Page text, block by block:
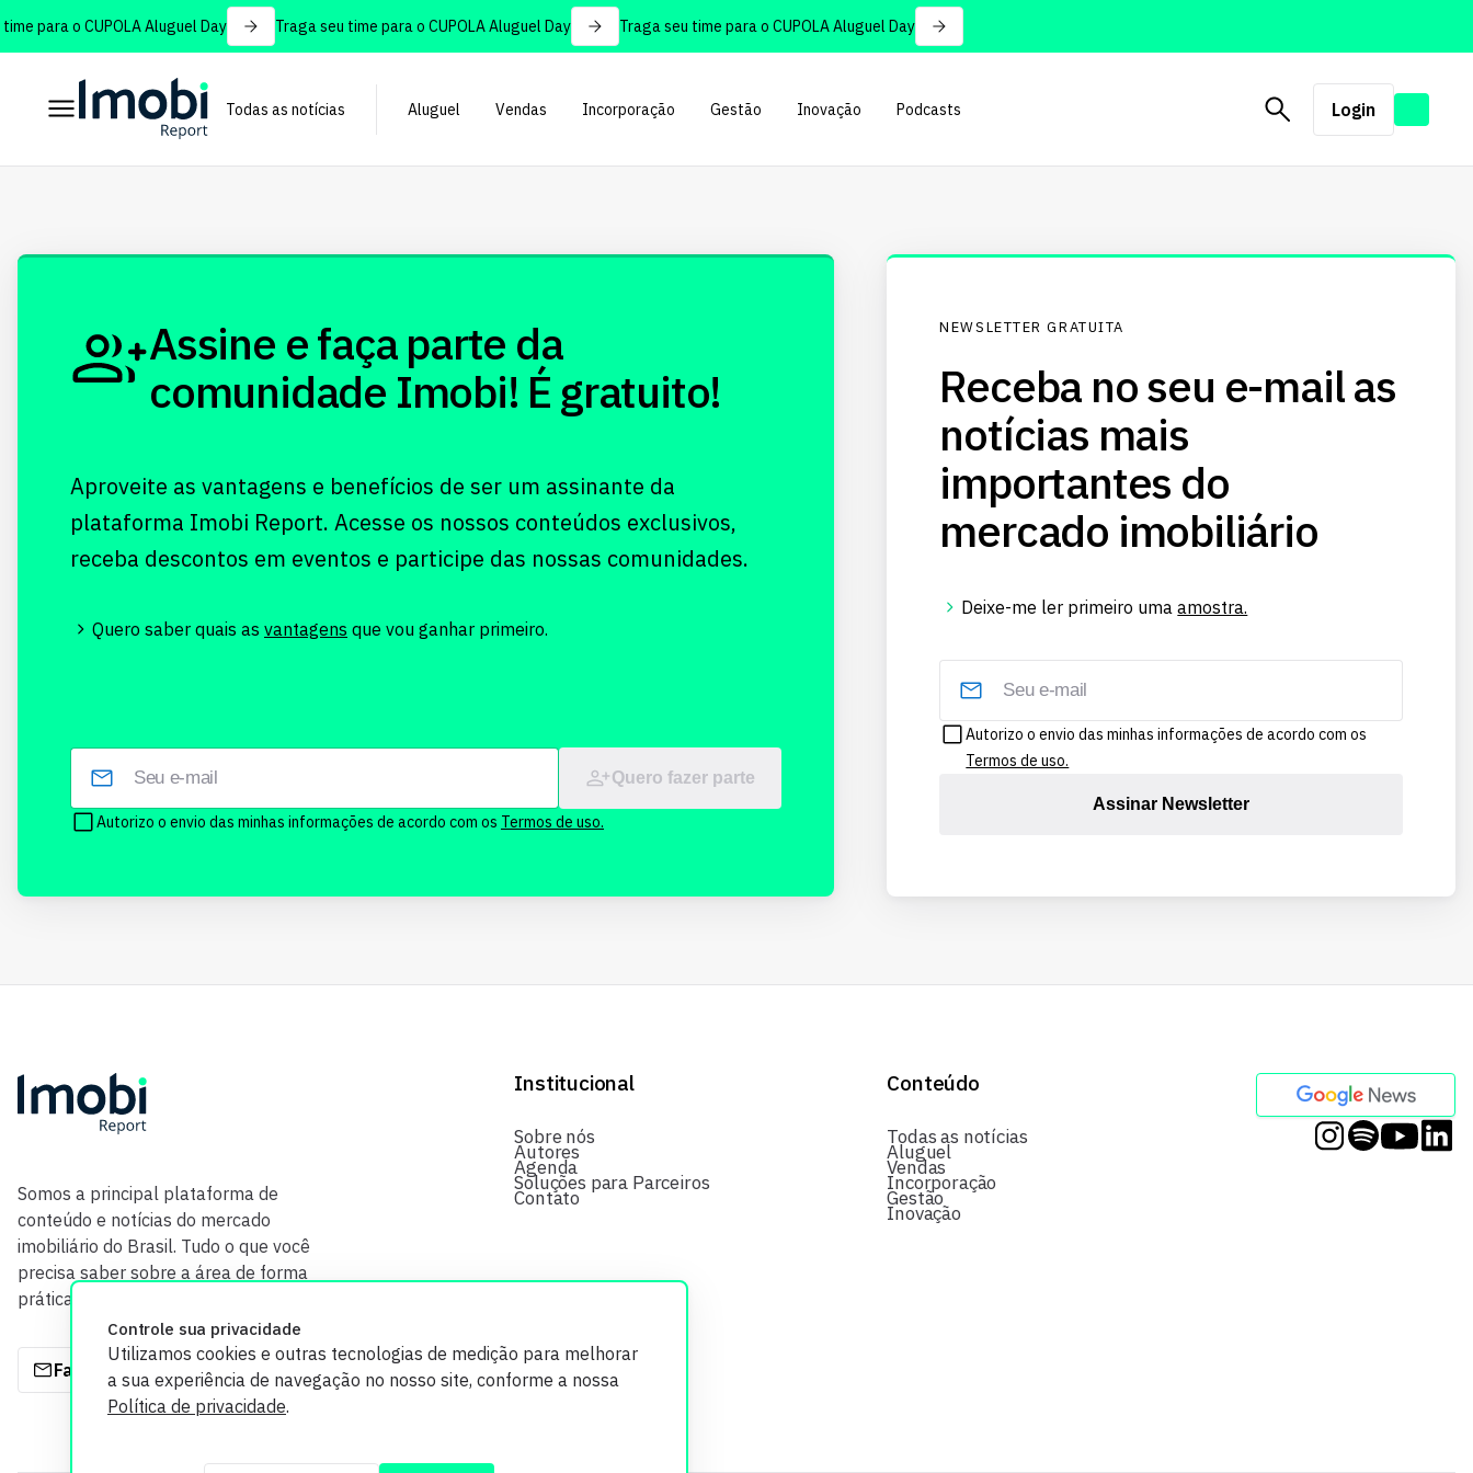
para o CUPOLA Aluguel Day Traga seu time para o CUPOLA Aluguel Day Traga seu time para o CUPOLA Aluguel Day
Todas as notícias Aluguel Vendas Incorporação Gestão Inovação Podcasts Login
Controle sua privacidade
Utilizamos cookies e outras tecnologias de medição para melhorar
a sua experiência de navegação no nosso site, conforme a nossa
Política de privacidade.
Assine e faça parte da
comunidade Imobi! É gratuito!
Aproveite as vantagens e benefícios de ser um assinante da
plataforma Imobi Report. Acesse os nossos conteúdos exclusivos,
receba descontos em eventos e participe das nossas comunidades.
Quero saber quais as vantagens que vou ganhar primeiro.
Quero fazer parte
Autorizo o envio das minhas informações de acordo com os Termos de uso.
NEWSLETTER GRATUITA
Receba no seu e-mail as
notícias mais
importantes do
mercado imobiliário
Deixe-me ler primeiro umaamostra.
Autorizo o envio das minhas informações de acordo com os
Termos de uso.
Assinar Newsletter
Somos a principal plataforma de
conteúdo e notícias do mercado
imobiliário do Brasil. Tudo o que você
precisa saber sobre a área de forma
prática e com credibilidade.
Fale com a gente
Institucional
Sobre nós
Autores
Agenda
Soluções para Parceiros
Contato
Conteúdo
Todas as notícias
Aluguel
Vendas
Incorporação
Gestão
Inovação